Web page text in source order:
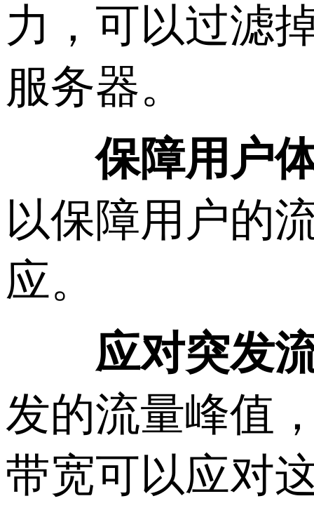
力，可以过滤
服务器。
保障用户
以保障用户的
应。
应对突发
发的流量峰值
带宽可以应对